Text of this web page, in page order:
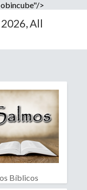
>
All
Bíblicos